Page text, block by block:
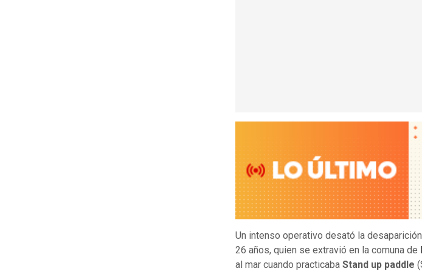
Un intenso operativo desató la
26 años, quien se extravió en la comuna de
al mar cuando practicaba Stand up paddle